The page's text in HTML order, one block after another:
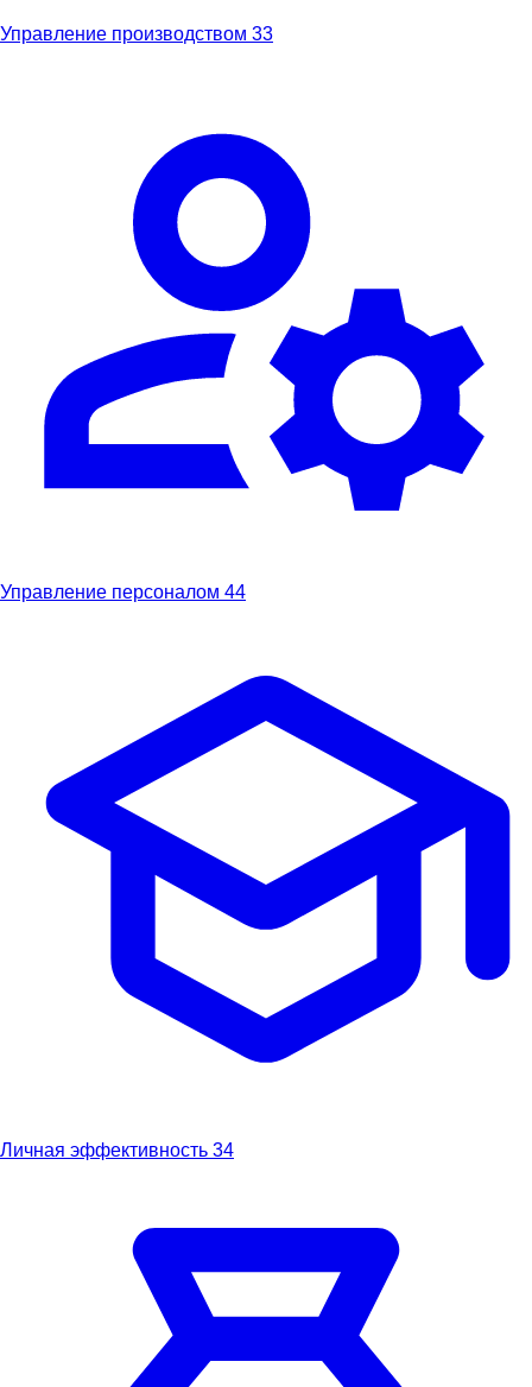
Управление производством 33
Управление персоналом 44
Личная эффективность 34